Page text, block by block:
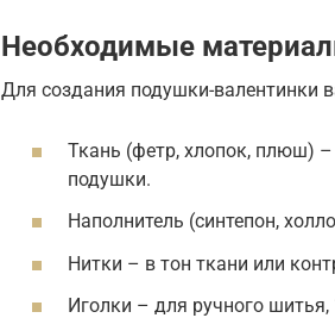
Необходимые
Для создания подушки-валентинки
Ткань (фетр, хлопок, плюш) –
подушки.
Наполнитель (синтепон,
Нитки – в тон ткани или
Иголки – для ручного шитья,